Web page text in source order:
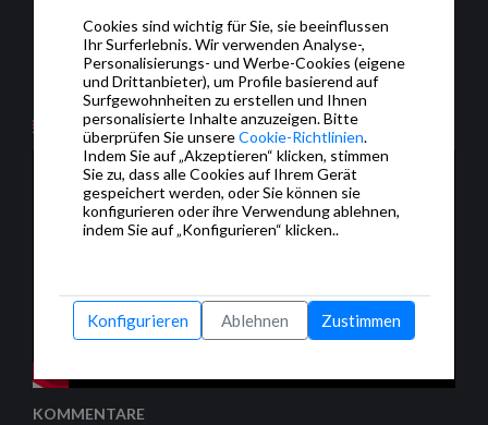
Building this year such as new Smart Glass
push-buttons, KNX Secure range, DALI
gateways, sensors, dimmers and actuators.
KOMMENTARE
Cookies sind wichtig für Sie, sie beeinflussen
Ihr Surferlebnis. Wir verwenden Analyse-,
Personalisierungs- und Werbe-Cookies (eigene
und Drittanbieter), um Profile basierend auf
Surfgewohnheiten zu erstellen und Ihnen
personalisierte Inhalte anzuzeigen. Bitte
überprüfen Sie unsereCookie-Richtlinien.
Indem Sie auf „Akzeptieren“ klicken, stimmen
Sie zu, dass alle Cookies auf Ihrem Gerät
gespeichert werden, oder Sie können sie
konfigurieren oder ihre Verwendung ablehnen,
indem Sie auf „Konfigurieren“ klicken..
Konfigurieren Ablehnen Zustimmen